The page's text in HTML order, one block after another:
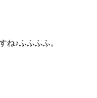
ね♪ふふふふ。